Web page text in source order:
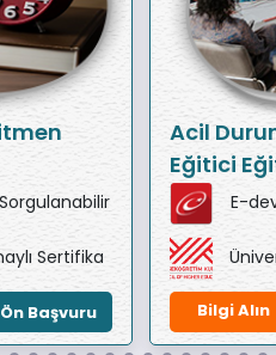
Sertifika
Ön Başvuru
Acil
Eğitici
E-
Bilgi Alın